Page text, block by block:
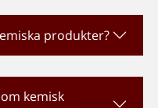
produkter?
kemisk